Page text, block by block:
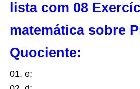
lista com 08
matemática sobre
Quociente:
01. e;